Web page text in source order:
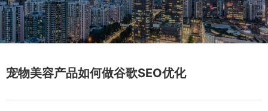
宠物美容产品如何做谷歌SEO优化